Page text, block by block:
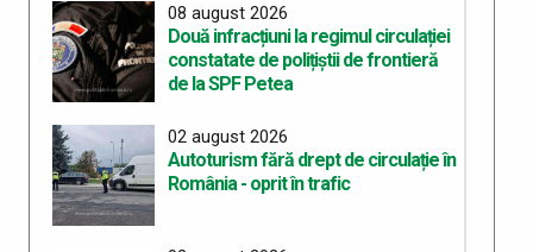
08 august 2026
Două infracțiuni la regimul circulației
constatate de polițiștii de frontieră
de la SPF Petea
02 august 2026
Autoturism fără drept de circulație în
România - oprit în trafic